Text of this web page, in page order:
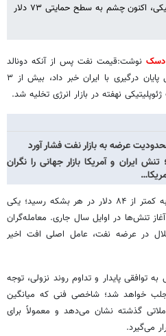
معامله‌گران با کاهش ریسک ژئوپلیتیکی، اکنون چشم به سطح حمایتی ۷۳ دلار
دسک نوشت:قیمت نفت پس از آنکه دونالد
ترامپ، رئیس‌جمهور آمریکا، از احتمال پایان درگیری با ایران خبر داد، بیش از ۳
نهفته در بازار انرژی تخلیه شد.
عرضه به بازار نفت فشار آورد
ایران و آمریکا بازار جهانی را نگران
بر این اساس، بهای نفت خام آمریکا به کمتر از ۸۴ دلار در هر بشکه رسید؛ یکی
تنش‌ها در اوایل سال جاری. معامله‌گران
در عرضه نفت، عامل اصلی افت اخیر
توافقی پایدار و تداوم روند نزولی، توجه
متحرک ۲۰۰ روزه جلب خواهد شد؛ شاخصی فنی که میانگین
را در ۲۰۰ روز معاملاتی گذشته نشان می‌دهد و معمولاً برای
می‌گیرد.